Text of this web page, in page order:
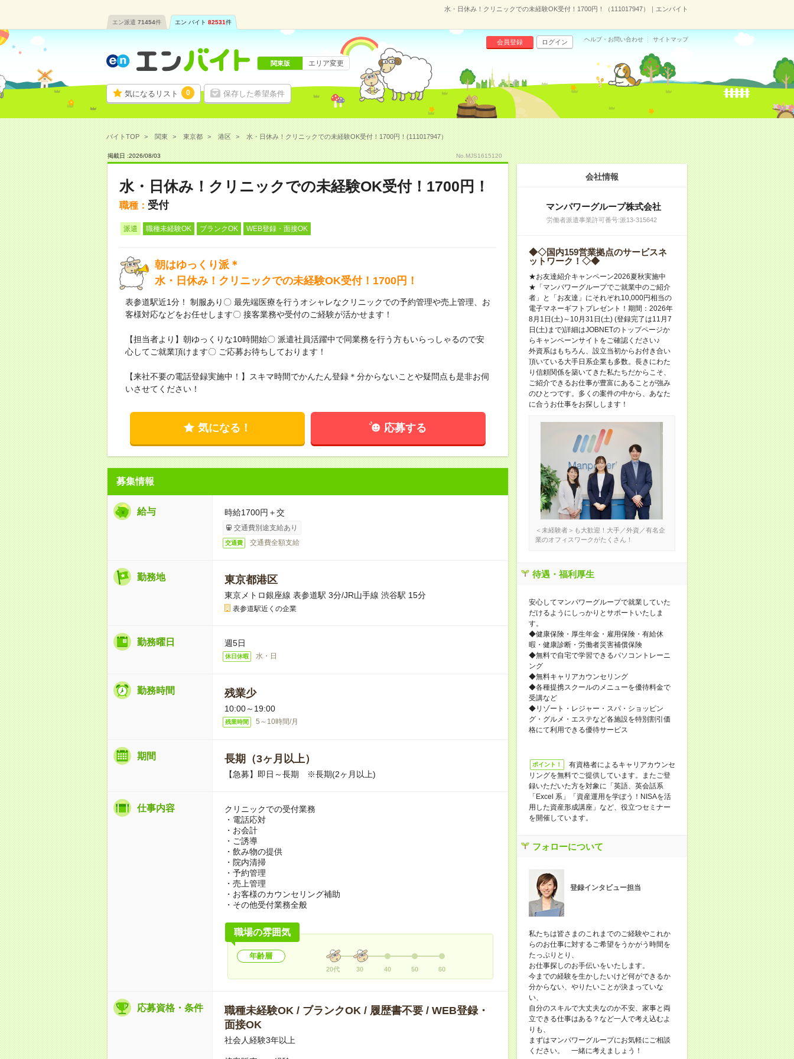
水・日休み！クリニックでの未経験OK受付！1700円！（111017947）｜エンバイト
エン派遣 71454件 エン バイト 82531件
気になるリスト 0 保存した希望条件
会員登録 ログイン ヘルプ・お問い合わせ サイトマップ
関東版 エリア変更
バイトTOP 関東 東京都 港区 水・日休み！クリニックでの未経験OK受付！1700円！(111017947）
掲載日 :2026/08/03 No.MJS1615120
水・日休み！クリニックでの未経験OK受付！1700円！
職種： 受付
派遣 職種未経験OK ブランクOK WEB登録・面接OK
朝はゆっくり派＊
水・日休み！クリニックでの未経験OK受付！1700円！
表参道駅近1分！ 制服あり〇 最先端医療を行うオシャレなクリニックでの予約管理や売上管理、お
客様対応などをお任せします〇 接客業務や受付のご経験が活かせます！
【担当者より】朝ゆっくりな10時開始〇 派遣社員活躍中で同業務を行う方もいらっしゃるので安
心してご就業頂けます〇 ご応募お待ちしております！
【来社不要の電話登録実施中！】スキマ時間でかんたん登録＊分からないことや疑問点も是非お伺
いさせてください！
気になる！ 応募する
募集情報
給与 時給1700円＋交
交通費別途支給あり
交通費 交通費全額支給
勤務地 東京都港区
東京メトロ銀座線 表参道駅 3分/JR山手線 渋谷駅 15分
表参道駅近くの企業
勤務曜日 週5日
休日休暇 水・日
勤務時間 残業少
10:00～19:00
残業時間 5～10時間/月
期間 長期（3ヶ月以上）
【急募】即日～長期 ※長期(2ヶ月以上)
仕事内容
クリニックでの受付業務
・電話応対
・お会計
・ご誘導
・飲み物の提供
・院内清掃
・予約管理
・売上管理
・お客様のカウンセリング補助
・その他受付業務全般
職場の雰囲気
年齢層
20代 30 40 50 60
応募資格・条件
職種未経験OK / ブランクOK / 履歴書不要 / WEB登録・
面接OK
社会人経験3年以上
会社情報
マンパワーグループ株式会社
労働者派遣事業許可番号:派13-315642
◆◇国内159営業拠点のサービスネ
ットワーク！◇◆
★お友達紹介キャンペーン2026夏秋実施中
★「マンパワーグループでご就業中のご紹介
者」と「お友達」にそれぞれ10,000円相当の
電子マネーギフトプレゼント！期間：2026年
8月1日(土)～10月31日(土) (登録完了は11月7
日(土)まで)詳細はJOBNETのトップページか
らキャンペーンサイトをご確認ください♪
外資系はもちろん、設立当初からお付き合い
頂いている大手日系企業も多数。長きにわた
り信頼関係を築いてきた私たちだからこそ、
ご紹介できるお仕事が豊富にあることが強み
のひとつです。多くの案件の中から、あなた
に合うお仕事をお探しします！
＜未経験者＞も大歓迎！大手／外資／有名企
業のオフィスワークがたくさん！
待遇・福利厚生
安心してマンパワーグループで就業していた
だけるようにしっかりとサポートいたしま
す。
◆健康保険・厚生年金・雇用保険・有給休
暇・健康診断・労働者災害補償保険
◆無料で自宅で学習できるパソコントレーニ
ング
◆無料キャリアカウンセリング
◆各種提携スクールのメニューを優待料金で
受講など
◆リゾート・レジャー・スパ・ショッピン
グ・グルメ・エステなど各施設を特別割引価
格にて利用できる優待サービス
ポイント！
有資格者によるキャリアカウンセ
リングを無料でご提供しています。またご登
録いただいた方を対象に「英語、英会話系
「Excel 系」「資産運用を学ぼう！NISAを活
用した資産形成講座」など、役立つセミナー
を開催しています。
フォローについて
登録インタビュー担当
私たちは皆さまのこれまでのご経験やこれか
らのお仕事に対するご希望をうかがう時間を
たっぷりとり、
お仕事探しのお手伝いをいたします。
今までの経験を生かしたいけど何ができるか
分からない、やりたいことが決まっていな
い、
自分のスキルで大丈夫なのか不安、家事と両
立できる仕事はある？など一人で考え込むよ
りも、
まずはマンパワーグループにお気軽にご相談
ください。 一緒に考えましょう！